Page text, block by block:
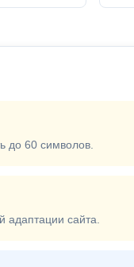
до 60 символов.
адаптации сайта.